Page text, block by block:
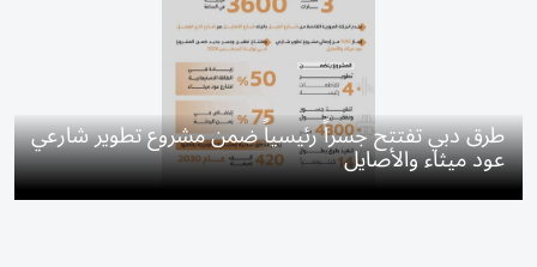
طرق دبي تفتتح جسراً رئيسياً ضمن مشروع تطوير شارعي
عود ميثاء والأصايل